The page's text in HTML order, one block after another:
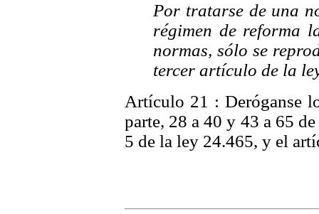
Por tratarse de una
régimen de reforma
normas, sólo se
tercer artículo de la
Artículo 21 : Deróganse
parte, 28 a 40 y 43 a 65
5 de la ley 24.465, y el